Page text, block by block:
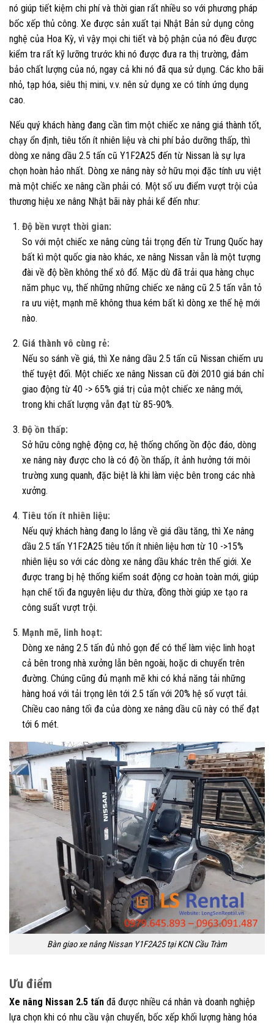
nó giúp tiết kiệm chi phí và thời gian rất nhiều so với phương pháp
bốc xếp thủ công. Xe được sản xuất tại Nhật Bản sử dụng công
nghệ của Hoa Kỳ, vì vậy mọi chi tiết và bộ phận của nó đều được
kiểm tra rất kỹ lưỡng trước khi nó được đưa ra thị trường, đảm
bảo chất lượng của nó, ngay cả khi nó đã qua sử dụng. Các kho bãi
nhỏ, tạp hóa, siêu thị mini, v.v. nên sử dụng xe có tính ứng dụng
cao.
Nếu quý khách hàng đang cần tìm một chiếc xe nâng giá thành tốt,
chạy ổn định, tiêu tốn ít nhiên liệu và chi phí bảo dưỡng thấp, thì
dòng xe nâng dầu 2.5 tấn cũ Y1F2A25 đến từ Nissan là sự lựa
chọn hoàn hảo nhất. Dòng xe nâng này sở hữu mọi đặc tính ưu việt
mà một chiếc xe nâng cần phải có. Một số ưu điểm vượt trội của
thương hiệu xe nâng Nhật bãi này phải kể đến như:
Độ bền vượt thời gian:
So với một chiếc xe nâng cùng tải trọng đến từ Trung Quốc hay
bất kì một quốc gia nào khác, xe nâng Nissan vẫn là một tượng
đài về độ bền không thể xô đổ. Mặc dù đã trải qua hàng chục
năm phục vụ, thế những những chiếc xe nâng cũ 2.5 tấn vẫn tỏ
ra ưu việt, mạnh mẽ không thua kém bất kì dòng xe thế hệ mới
nào.
Giá thành vô cùng rẻ:
Nếu so sánh về giá, thì Xe nâng dầu 2.5 tấn cũ Nissan chiếm ưu
thế tuyệt đối. Một chiếc xe nâng Nissan cũ đời 2010 giá bán chỉ
giao động từ 40 -> 65% giá trị của một chiếc xe nâng mới,
trong khi chất lượng vẫn đạt từ 85-90%.
Độ ồn thấp:
Sở hữu công nghệ động cơ, hệ thống chống ồn độc đáo, dòng
xe nâng này được cho là có độ ồn thấp, ít ảnh hưởng tới môi
trường xung quanh, đặc biệt là khi làm việc bên trong các nhà
xưởng.
Tiêu tốn ít nhiên liệu:
Nếu quý khách hàng đang lo lắng về giá dầu tăng, thì Xe nâng
dầu 2.5 tấn Y1F2A25 tiêu tốn ít nhiên liệu hơn từ 10 ->15%
nhiên liệu so với các dòng xe nâng dầu khác trên thế giới. Xe
được trang bị hệ thống kiểm soát động cơ hoàn toàn mới, giúp
hạn chế tối đa nguyên liệu dư thừa, đồng thời giúp xe tạo ra
công suất vượt trội.
Mạnh mẽ, linh hoạt:
Dòng xe nâng 2.5 tấn đủ nhỏ gọn để có thể làm việc linh hoạt
cả bên trong nhà xưởng lẫn bên ngoài, hoặc di chuyển trên
đường. Chúng cũng đủ mạnh mẽ khi có khả năng tải những
hàng hoá với tải trọng lên tới 2.5 tấn với 20% hệ số vượt tải.
Chiều cao nâng tối đa của dòng xe nâng dầu cũ này có thể đạt
tới 6 mét.
Bàn giao xe nâng Nissan Y1F2A25 tại KCN Cầu Tràm
Ưu điểm
Xe nâng Nissan 2.5 tấn đã được nhiều cá nhân và doanh nghiệp
lựa chọn khi có nhu cầu vận chuyển, bốc xếp khối lượng hàng hóa